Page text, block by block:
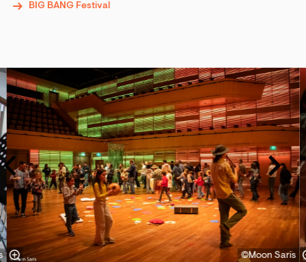
BIG BANG Festival
Overslaan
©Moon Saris